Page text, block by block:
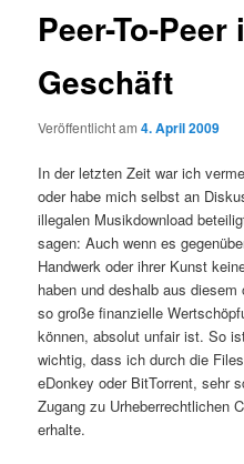
Peer-To-Peer
Geschäft
Veröffentlicht am4. April 2009
In der letzten Zeit war ich
oder habe mich selbst an
illegalen Musikdownload
sagen: Auch wenn es
Handwerk oder ihrer Kunst
haben und deshalb aus
so große finanzielle
können, absolut unfair ist. So
wichtig, dass ich durch die
eDonkey oder BitTorrent, sehr
Zugang zu Urheberrechtlichen
erhalte.